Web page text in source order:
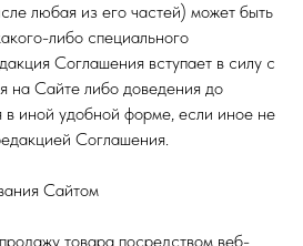
любая из его частей) может быть
либо специального
Соглашения вступает в силу с
на Сайте либо доведения до
в иной удобной форме, если иное не
Соглашения.
Сайтом
товара посредством веб-